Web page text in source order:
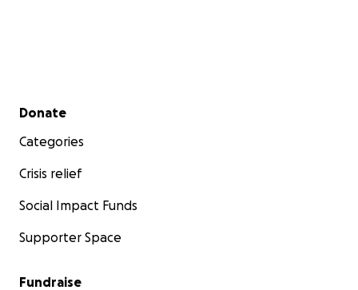
Secondary menu
Donate
Categories
Crisis relief
Social Impact Funds
Supporter Space
Fundraise